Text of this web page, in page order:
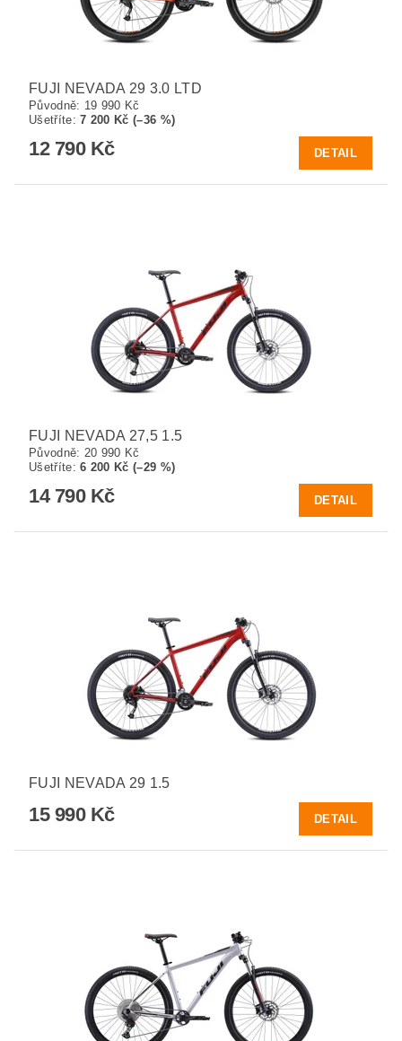
FUJI NEVADA 29 3.0 LTD
Původně: 19 990 Kč
Ušetříte:7 200 Kč (–36 %)
12 790 Kč DETAIL
FUJI NEVADA 27,5 1.5
Původně: 20 990 Kč
Ušetříte:6 200 Kč (–29 %)
14 790 Kč DETAIL
FUJI NEVADA 29 1.5
15 990 Kč DETAIL